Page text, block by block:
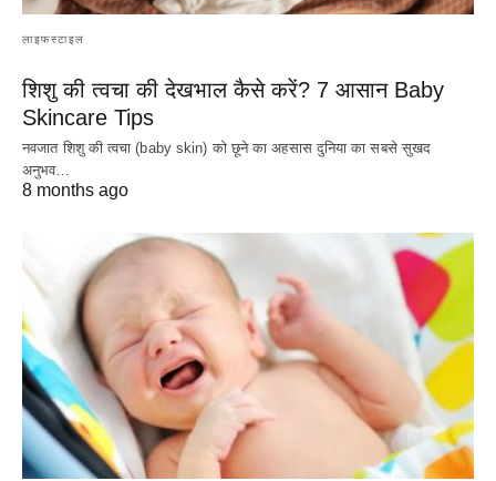
लाइफस्टाइल
शिशु की त्वचा की देखभाल कैसे करें? 7 आसान Baby
Skincare Tips
नवजात शिशु की त्वचा (baby skin) को छूने का अहसास दुनिया का सबसे सुखद
अनुभव…
8 months ago